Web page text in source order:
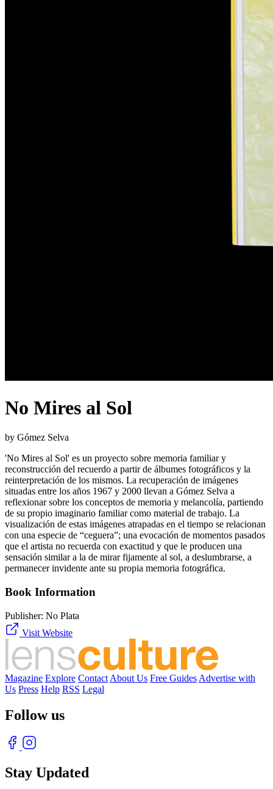
No Mires al Sol
by Gómez Selva
'No Mires al Sol' es un proyecto sobre memoria familiar y
reconstrucción del recuerdo a partir de álbumes fotográficos y la
reinterpretación de los mismos. La recuperación de imágenes
situadas entre los años 1967 y 2000 llevan a Gómez Selva a
reflexionar sobre los conceptos de memoria y melancolía, partiendo
de su propio imaginario familiar como material de trabajo. La
visualización de estas imágenes atrapadas en el tiempo se relacionan
con una especie de “ceguera”; una evocación de momentos pasados
que el artista no recuerda con exactitud y que le producen una
sensación similar a la de mirar fijamente al sol, a deslumbrarse, a
permanecer invidente ante su propia memoria fotográfica.
Book Information
Publisher: No Plata
Visit Website
Magazine Explore Contact About Us Free Guides Advertise with
Us Press Help RSS Legal
Follow us
Stay Updated